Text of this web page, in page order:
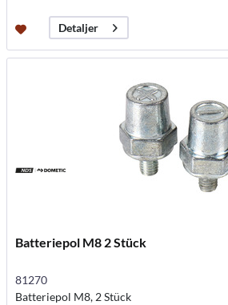
Detaljer
Batteriepol M8 2 Stück
81270
Batteriepol M8, 2 Stück